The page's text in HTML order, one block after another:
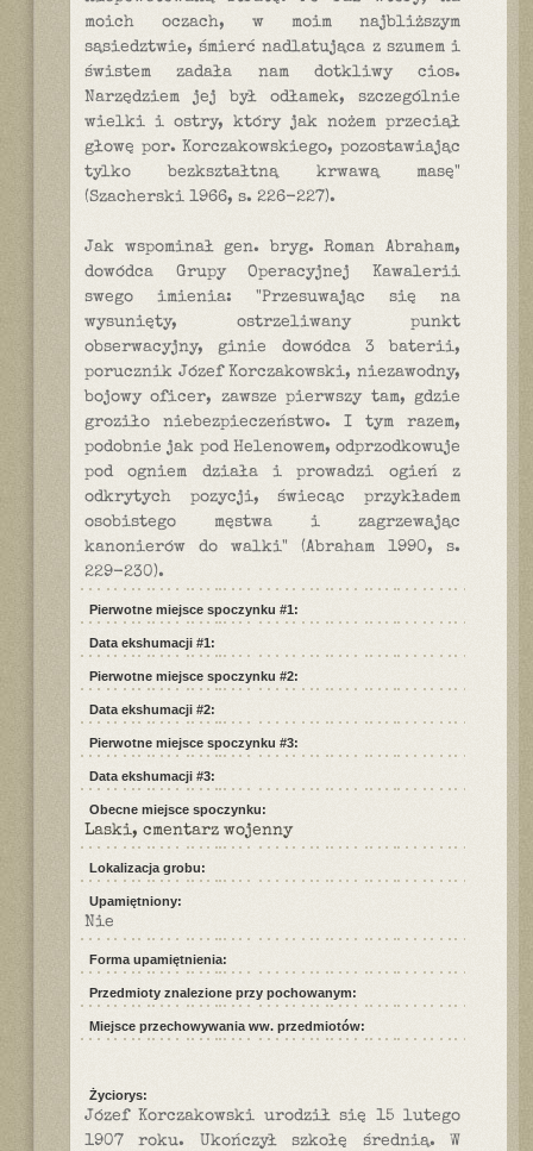
moich oczach, w moim najbliższym
sąsiedztwie, śmierć nadlatująca z szumem i
świstem zadała nam dotkliwy cios.
Narzędziem jej był odłamek, szczególnie
wielki i ostry, który jak nożem przeciął
głowę por. Korczakowskiego, pozostawiając
tylko bezkształtną krwawą masę"
(Szacherski 1966, s. 226-227).
Jak wspominał gen. bryg. Roman Abraham,
dowódca Grupy Operacyjnej Kawalerii
swego imienia: "Przesuwając się na
wysunięty, ostrzeliwany punkt
obserwacyjny, ginie dowódca 3 baterii,
porucznik Józef Korczakowski, niezawodny,
bojowy oficer, zawsze pierwszy tam, gdzie
groziło niebezpieczeństwo. I tym razem,
podobnie jak pod Helenowem, odprzodkowuje
pod ogniem działa i prowadzi ogień z
odkrytych pozycji, świecąc przykładem
osobistego męstwa i zagrzewając
kanonierów do walki" (Abraham 1990, s.
229-230).
Pierwotne miejsce spoczynku #1:
Data ekshumacji #1:
Pierwotne miejsce spoczynku #2:
Data ekshumacji #2:
Pierwotne miejsce spoczynku #3:
Data ekshumacji #3:
Obecne miejsce spoczynku:
Laski, cmentarz wojenny
Lokalizacja grobu:
Upamiętniony:
Nie
Forma upamiętnienia:
Przedmioty znalezione przy pochowanym:
Miejsce przechowywania ww. przedmiotów:
Życiorys:
Józef Korczakowski urodził się 15 lutego
1907 roku. Ukończył szkołę średnią. W